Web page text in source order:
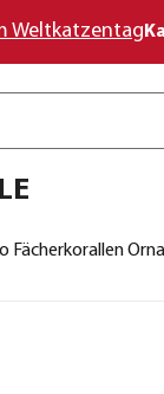
Weltkatzentag
Fächerkorallen